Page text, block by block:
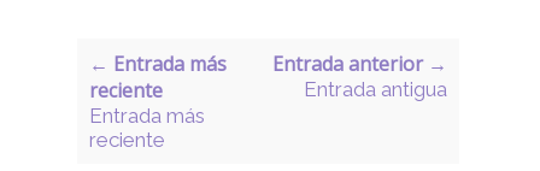
← Entrada más
reciente
Entrada más
reciente
Entrada anterior →
Entrada antigua